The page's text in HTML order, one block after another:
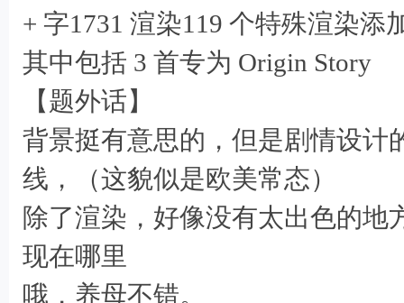
+ 字1731 渲染119 个特殊渲染添
其中包括 3 首专为 Origin Story
【题外话】
背景挺有意思的，但是剧情设计
线，（这貌似是欧美常态）
除了渲染，好像没有太出色的地
现在哪里
哦，养母不错。